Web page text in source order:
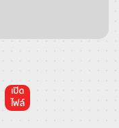
เปิด
ไฟล์